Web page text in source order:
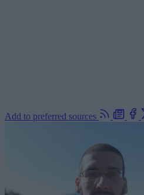
Add to preferred sources